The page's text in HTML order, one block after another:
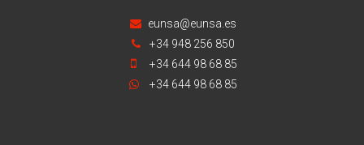
eunsa@eunsa.es
+34 948 256 850
+34 644 98 68 85
+34 644 98 68 85